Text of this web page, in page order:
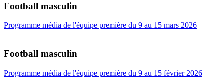
Football masculin
Programme média de l'équipe première du 9 au 15 mars 2026
Football masculin
Programme média de l'équipe première du 9 au 15 février 2026